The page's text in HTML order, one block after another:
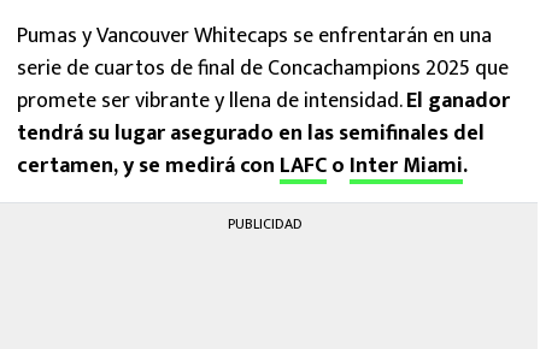
Pumas y Vancouver Whitecaps se enfrentarán en una
serie de cuartos de final de Concachampions 2025 que
promete ser vibrante y llena de intensidad.El ganador
tendrá su lugar asegurado en las semifinales del
certamen, y se medirá con LAFCo Inter Miami.
PUBLICIDAD